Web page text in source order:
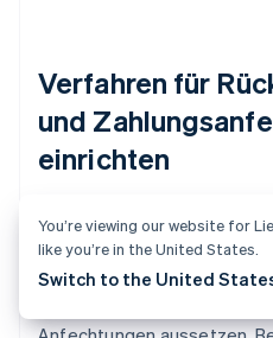
Verfahren für
und
einrichten
Im Rahmen der
und Kunden eine
Problem auftritt. Das gibt
You’re viewing our website for
like you’re in the United States.
Switch to the United